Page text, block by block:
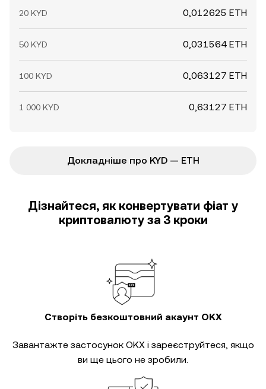
20 KYD 0,012625 ETH
50 KYD 0,031564 ETH
100 KYD 0,063127 ETH
1 000 KYD 0,63127 ETH
Докладніше про KYD — ETH
Дізнайтеся, як конвертувати фіат у
криптовалюту за 3 кроки
Створіть безкоштовний акаунт OKX
Завантажте застосунок OKX і зареєструйтеся, якщо
ви ще цього не зробили.